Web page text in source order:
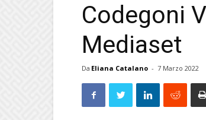
Codegoni
Mediaset
Da Eliana Catalano - 7 Marzo 2022